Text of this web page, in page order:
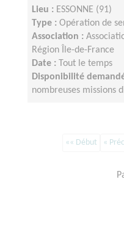
Lieu : ESSONNE (91)
Type : Opération de
Association :
Région Île-de-France
Date :
Tout le temps
Disponibilité
nombreuses missions
«« Début «